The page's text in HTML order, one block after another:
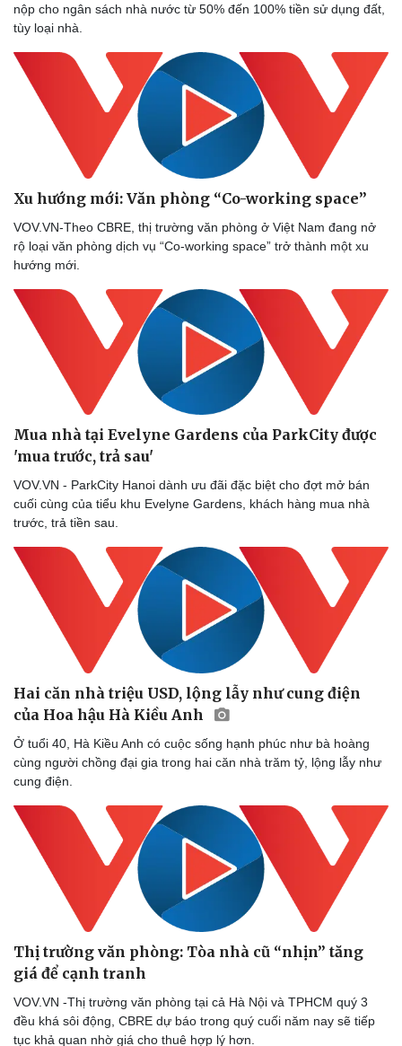
Văn hóa
Sân khấu - Điện ảnh
Giải trí
Nghệ sĩ
Thời trang
Sao Việt
nộp cho ngân sách nhà nước từ 50% đến 100% tiền sử dụng đất,
tùy loại nhà.
Xu hướng mới: Văn phòng “Co-working space”
VOV.VN-Theo CBRE, thị trường văn phòng ở Việt Nam đang nở
rộ loại văn phòng dịch vụ “Co-working space” trở thành một xu
hướng mới.
Mua nhà tại Evelyne Gardens của ParkCity được
'mua trước, trả sau'
VOV.VN - ParkCity Hanoi dành ưu đãi đặc biệt cho đợt mở bán
cuối cùng của tiểu khu Evelyne Gardens, khách hàng mua nhà
trước, trả tiền sau.
Hai căn nhà triệu USD, lộng lẫy như cung điện
của Hoa hậu Hà Kiều Anh
Ở tuổi 40, Hà Kiều Anh có cuộc sống hạnh phúc như bà hoàng
cùng người chồng đại gia trong hai căn nhà trăm tỷ, lộng lẫy như
cung điện.
Thị trường văn phòng: Tòa nhà cũ “nhịn” tăng
giá để cạnh tranh
VOV.VN -Thị trường văn phòng tại cả Hà Nội và TPHCM quý 3
đều khá sôi động, CBRE dự báo trong quý cuối năm nay sẽ tiếp
tục khả quan nhờ giá cho thuê hợp lý hơn.